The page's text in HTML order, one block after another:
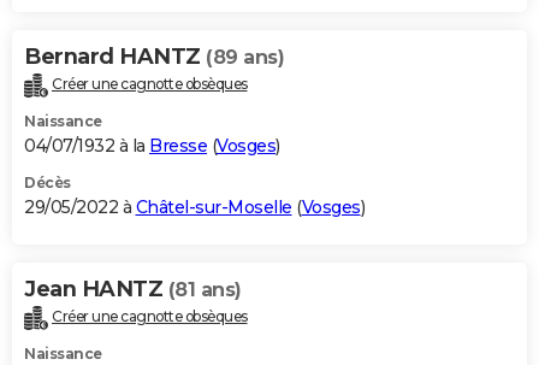
Bernard HANTZ (89 ans)
Créer une cagnotte obsèques
Naissance
04/07/1932 à la Bresse (Vosges)
Décès
29/05/2022 à Châtel-sur-Moselle (Vosges)
Jean HANTZ (81 ans)
Créer une cagnotte obsèques
Naissance